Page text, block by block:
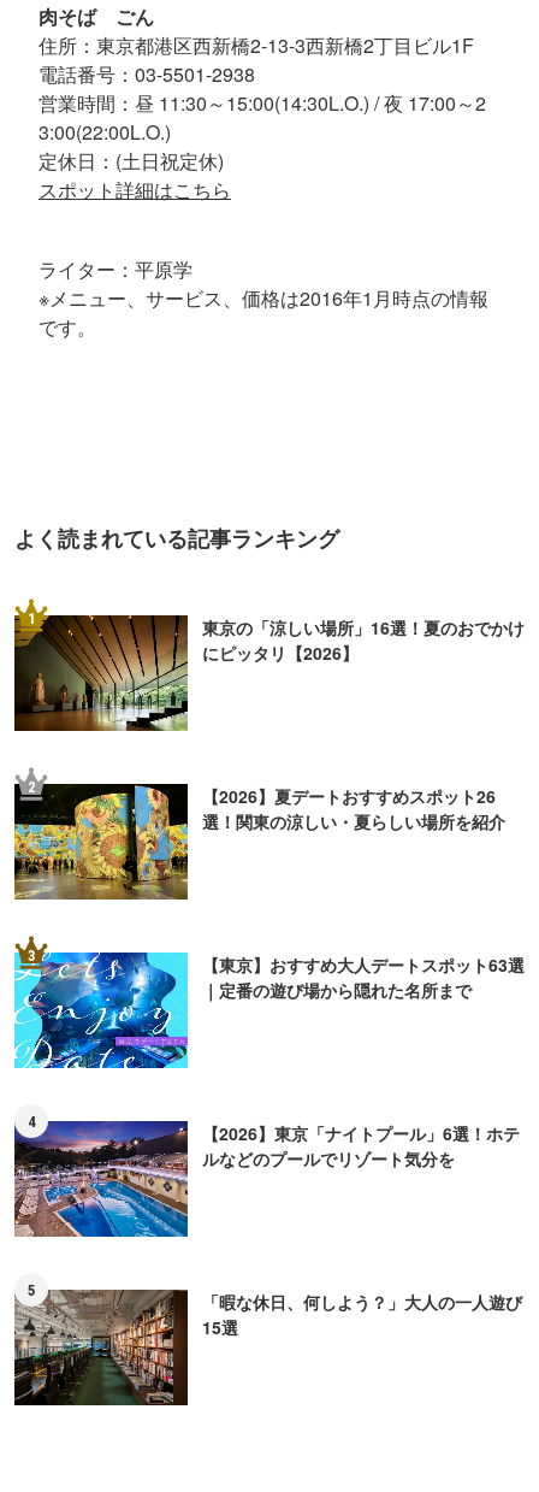
肉そば ごん
住所：東京都港区西新橋2-13-3西新橋2丁目ビル1F
電話番号：03-5501-2938
営業時間：昼 11:30～15:00(14:30L.O.) / 夜 17:00～2
3:00(22:00L.O.)
定休日：(土日祝定休)
スポット詳細はこちら
ライター：平原学
※メニュー、サービス、価格は2016年1月時点の情報
です。
よく読まれている記事ランキング
1
東京の「涼しい場所」16選！夏のおでかけ
にピッタリ【2026】
2
【2026】夏デートおすすめスポット26
選！関東の涼しい・夏らしい場所を紹介
3
【東京】おすすめ大人デートスポット63選
｜定番の遊び場から隠れた名所まで
4
【2026】東京「ナイトプール」6選！ホテ
ルなどのプールでリゾート気分を
5
「暇な休日、何しよう？」大人の一人遊び
15選